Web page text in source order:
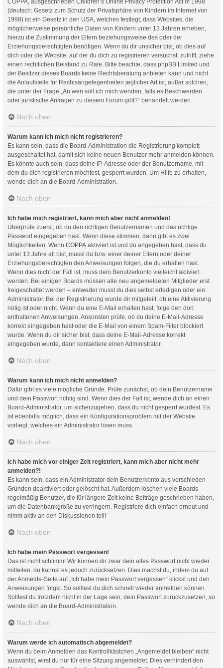
COPPA, ausgeschrieben Children’s Online Privacy Protection Act of 1998
(deutsch: Gesetz zum Schutz der Privatsphäre von Kindern im Internet von
1998) ist ein Gesetz in den USA, welches festlegt, dass Websites, die
möglicherweise persönliche Daten von Kindern unter 13 Jahren erheben,
hierzu die Zustimmung der Eltern beziehungsweise des oder der
Erziehungsberechtigten benötigen. Wenn du dir unsicher bist, ob dies auf
dich oder die Website, auf der du dich zu registrieren versuchst, zutrifft, ziehe
einen rechtlichen Beistand zu Rate. Bitte beachte, dass phpBB Limited und
der Besitzer dieses Boards keine Rechtsberatung anbieten kann und nicht
die Anlaufstelle für Rechtsangelegenheiten jeglicher Art ist; außer solchen,
die unter der Frage „An wen soll ich mich wenden, falls es Beschwerden
oder juristische Anfragen zu diesem Forum gibt?“ behandelt werden.
Nach oben
Warum kann ich mich nicht registrieren?
Es kann sein, dass die Board-Administration die Registrierung komplett
ausgeschaltet hat, damit sich keine neuen Benutzer mehr anmelden können.
Es könnte auch sein, dass deine IP-Adresse oder der Benutzername, mit
dem du dich registrieren möchtest, gesperrt wurden. Um Hilfe zu erhalten,
wende dich an die Board-Administration.
Nach oben
Ich habe mich registriert, kann mich aber nicht anmelden!
Überprüfe zuerst, ob du den richtigen Benutzernamen und das richtige
Passwort eingegeben hast. Wenn diese stimmen, dann gibt es zwei
Möglichkeiten. Wenn COPPA aktiviert ist und du angegeben hast, dass du
unter 13 Jahre alt bist, musst du bzw. einer deiner Eltern oder deiner
Erziehungsberechtigten den Anweisungen folgen, die du erhalten hast.
Wenn dies nicht der Fall ist, muss dein Benutzerkonto vielleicht aktiviert
werden. Bei einigen Boards müssen alle neu angemeldeten Mitglieder erst
freigeschaltet werden – entweder musst du dies selbst erledigen oder ein
Administrator. Bei der Registrierung wurde dir mitgeteilt, ob eine Aktivierung
nötig ist oder nicht. Wenn du eine E-Mail erhalten hast, folge den dort
enthaltenen Anweisungen. Ansonsten prüfe, ob du deine E-Mail-Adresse
korrekt eingegeben hast oder die E-Mail von einem Spam-Filter blockiert
wurde. Wenn du dir sicher bist, dass deine E-Mail-Adresse korrekt
eingegeben wurde, dann kontaktiere einen Administrator.
Nach oben
Warum kann ich mich nicht anmelden?
Dafür gibt es viele mögliche Gründe. Prüfe zunächst, ob dein Benutzername
und dein Passwort richtig sind. Wenn dies der Fall ist, wende dich an einen
Board-Administrator, um sicherzugehen, dass du nicht gesperrt wurdest. Es
ist ebenfalls möglich, dass ein Konfigurationsproblem mit der Website
vorliegt, welches ein Administrator lösen muss.
Nach oben
Ich habe mich vor einiger Zeit registriert, kann mich aber nicht mehr
anmelden?!
Es kann sein, dass ein Administrator dein Benutzerkonto aus verschieden
Gründen deaktiviert oder gelöscht hat. Außerdem löschen viele Boards
regelmäßig Benutzer, die für längere Zeit keine Beiträge geschrieben haben,
um die Datenbankgröße zu verringern. Registriere dich einfach erneut und
nimm aktiv an den Diskussionen teil!
Nach oben
Ich habe mein Passwort vergessen!
Das ist nicht schlimm! Wir können dir zwar dein altes Passwort nicht wieder
mitteilen, du kannst es jedoch zurücksetzen. Dies machst du, indem du auf
der Anmelde-Seite auf „Ich habe mein Passwort vergessen“ klickst und den
Anweisungen folgst. So solltest du dich schnell wieder anmelden können.
Solltest du trotzdem nicht in der Lage sein, dein Passwort zurückzusetzen, so
wende dich an die Board-Administration.
Nach oben
Warum werde ich automatisch abgemeldet?
Wenn du beim Anmelden das Kontrollkästchen „Angemeldet bleiben“ nicht
auswählst, wirst du nur für eine Sitzung angemeldet. Dies verhindert den